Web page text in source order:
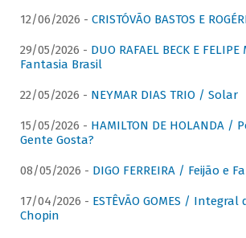
12/06/2026 - CRISTÓVÃO BASTOS E
29/05/2026 - DUO RAFAEL BECK E
Fantasia Brasil
22/05/2026 - NEYMAR DIAS TRIO / Solar
15/05/2026 - HAMILTON DE HOLANDA /
Gente Gosta?
08/05/2026 - DIGO FERREIRA / Feijão e
17/04/2026 - ESTÊVÃO GOMES /
Chopin